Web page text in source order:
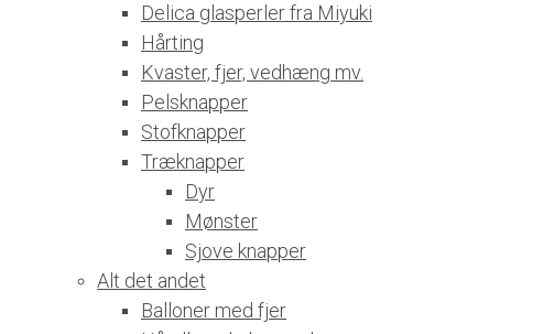
Delica glasperler fra Miyuki
Hårting
Kvaster, fjer, vedhæng mv.
Pelsknapper
Stofknapper
Træknapper
Dyr
Mønster
Sjove knapper
Alt det andet
Balloner med fjer